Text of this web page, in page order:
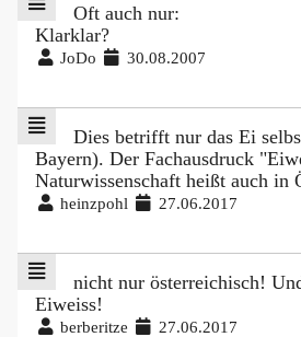
Oft auch nur:
Klarklar?
JoDo 30.08.2007
Dies betrifft nur das Ei
Bayern). Der Fachausdruck
Naturwissenschaft heißt auch in
heinzpohl 27.06.2017
nicht nur österreichisch!
Eiweiss!
berberitze 27.06.2017